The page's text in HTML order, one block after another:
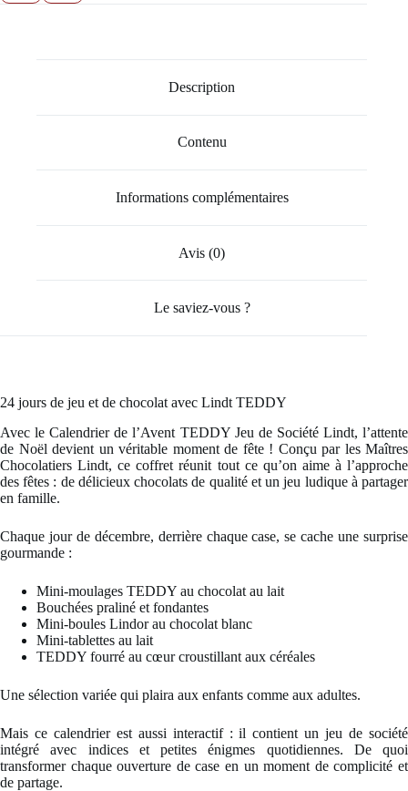
Description
Contenu
Informations complémentaires
Avis (0)
Le saviez-vous ?
24 jours de jeu et de chocolat avec Lindt TEDDY
Avec le Calendrier de l’Avent TEDDY Jeu de Société Lindt, l’attente
de Noël devient un véritable moment de fête ! Conçu par les Maîtres
Chocolatiers Lindt, ce coffret réunit tout ce qu’on aime à l’approche
des fêtes : de délicieux chocolats de qualité et un jeu ludique à partager
en famille.
Chaque jour de décembre, derrière chaque case, se cache une surprise
gourmande :
Mini-moulages TEDDY au chocolat au lait
Bouchées praliné et fondantes
Mini-boules Lindor au chocolat blanc
Mini-tablettes au lait
TEDDY fourré au cœur croustillant aux céréales
Une sélection variée qui plaira aux enfants comme aux adultes.
Mais ce calendrier est aussi interactif : il contient un jeu de société
intégré avec indices et petites énigmes quotidiennes. De quoi
transformer chaque ouverture de case en un moment de complicité et
de partage.